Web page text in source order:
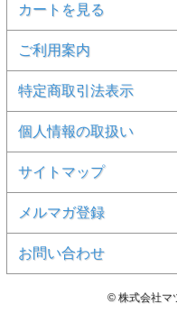
カートを見る
ご利用案内
特定商取引法表示
個人情報の取扱い
サイトマップ
メルマガ登録
お問い合わせ
© 株式会社マ